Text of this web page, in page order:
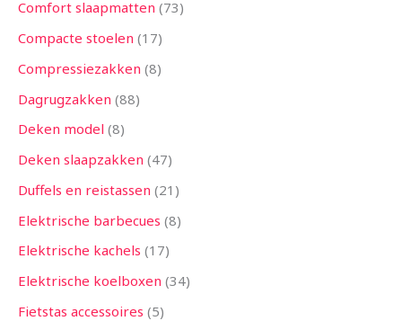
Comfort slaapmatten 73
Compacte stoelen 17
Compressiezakken 8
Dagrugzakken 88
Deken model 8
Deken slaapzakken 47
Duffels en reistassen 21
Elektrische barbecues 8
Elektrische kachels 17
Elektrische koelboxen 34
Fietstas accessoires 5